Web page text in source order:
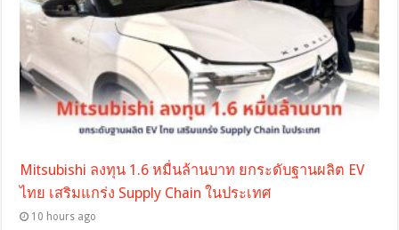
Mitsubishi ลงทุน 1.6 หมื่นล้านบาท ยกระดับฐานผลิต EV
ไทย เสริมแกร่ง Supply Chain ในประเทศ
10 hours ago